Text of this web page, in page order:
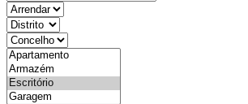
objective
districtId
countyId
types